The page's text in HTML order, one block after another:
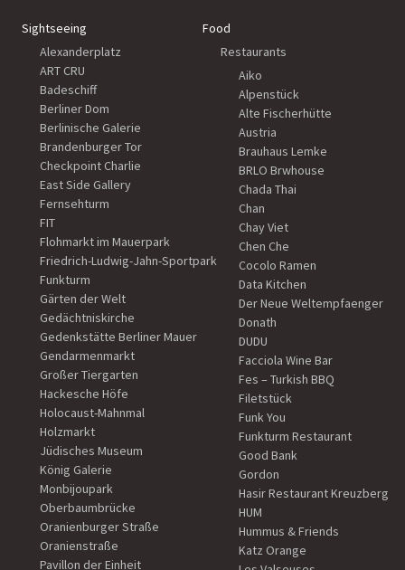
Sightseeing
Alexanderplatz
ART CRU
Badeschiff
Berliner Dom
Berlinische Galerie
Brandenburger Tor
Checkpoint Charlie
East Side Gallery
Fernsehturm
FIT
Flohmarkt im Mauerpark
Friedrich-Ludwig-Jahn-Sportpark
Funkturm
Gärten der Welt
Gedächtniskirche
Gedenkstätte Berliner Mauer
Gendarmenmarkt
Großer Tiergarten
Hackesche Höfe
Holocaust-Mahnmal
Holzmarkt
Jüdisches Museum
König Galerie
Monbijoupark
Oberbaumbrücke
Oranienburger Straße
Oranienstraße
Pavillon der Einheit
Food
Restaurants
Aiko
Alpenstück
Alte Fischerhütte
Austria
Brauhaus Lemke
BRLO Brwhouse
Chada Thai
Chan
Chay Viet
Chen Che
Cocolo Ramen
Data Kitchen
Der Neue Weltempfaenger
Donath
DUDU
Facciola Wine Bar
Fes – Turkish BBQ
Filetstück
Funk You
Funkturm Restaurant
Good Bank
Gordon
Hasir Restaurant Kreuzberg
HUM
Hummus & Friends
Katz Orange